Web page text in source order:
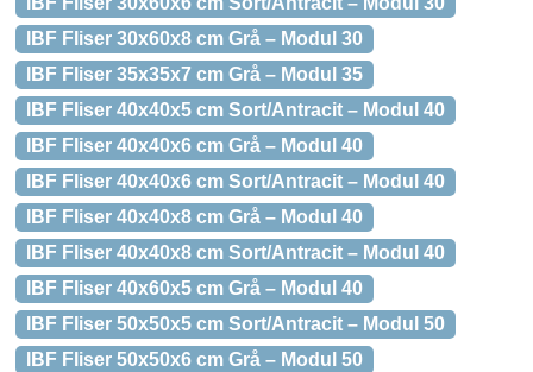
IBF Fliser 30x60x8 cm Grå – Modul 30
IBF Fliser 35x35x7 cm Grå – Modul 35
IBF Fliser 40x40x5 cm Sort/Antracit – Modul 40
IBF Fliser 40x40x6 cm Grå – Modul 40
IBF Fliser 40x40x6 cm Sort/Antracit – Modul 40
IBF Fliser 40x40x8 cm Grå – Modul 40
IBF Fliser 40x40x8 cm Sort/Antracit – Modul 40
IBF Fliser 40x60x5 cm Grå – Modul 40
IBF Fliser 50x50x5 cm Sort/Antracit – Modul 50
IBF Fliser 50x50x6 cm Grå – Modul 50